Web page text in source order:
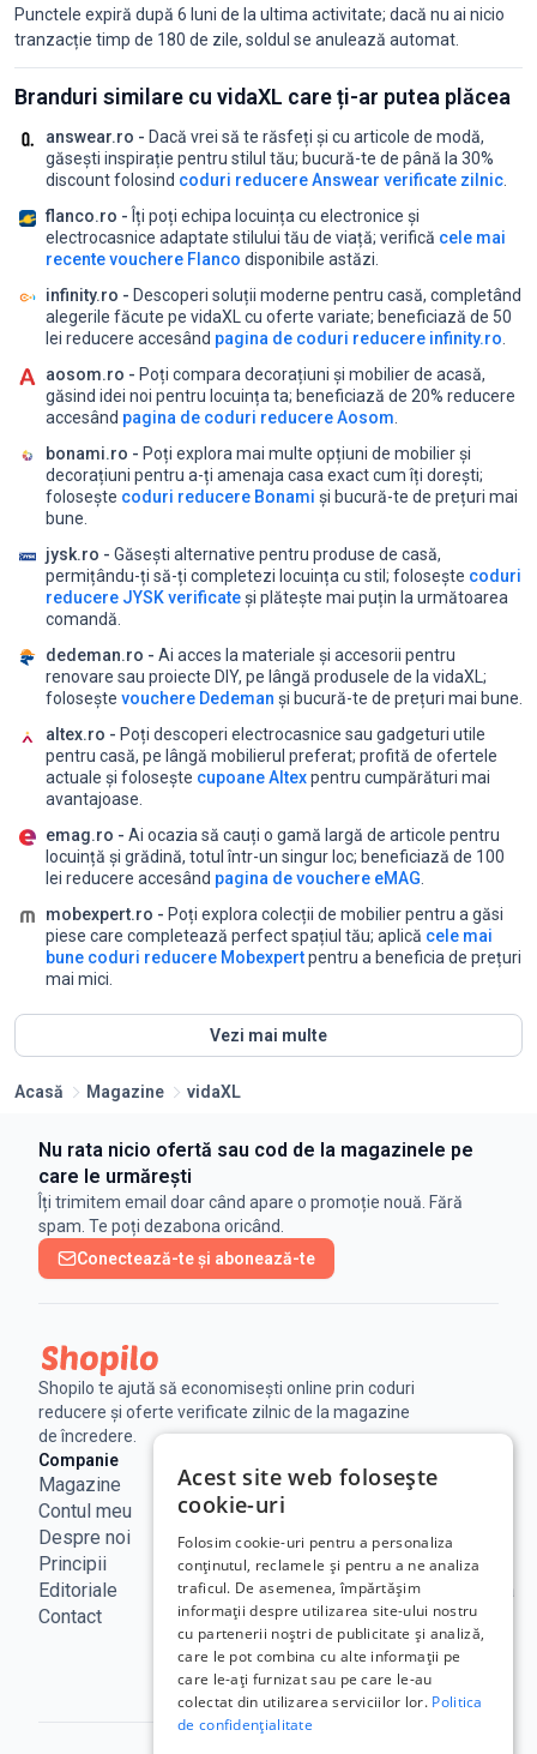
Punctele expiră după 6 luni de la ultima activitate; dacă nu ai nicio
tranzacție timp de 180 de zile, soldul se anulează automat.
Branduri similare cu vidaXL care ți-ar putea plăcea
answear.ro - Dacă vrei să te răsfeți și cu articole de modă,
găsești inspirație pentru stilul tău; bucură-te de până la 30%
discount folosind coduri reducere Answear verificate zilnic
flanco.ro -Îți poți echipa locuința cu electronice și
electrocasnice adaptate stilului tău de viață; verifică cele mai
recente vouchere Flanco disponibile astăzi.
infinity.ro - Descoperi soluții moderne pentru casă, completând
alegerile făcute pe vidaXL cu oferte variate; beneficiază de 50
lei reducere accesând pagina de coduri reducere infinity.ro
aosom.ro - Poți compara decorațiuni și mobilier de acasă,
găsind idei noi pentru locuința ta; beneficiază de 20% reducere
accesând pagina de coduri reducere Aosom
bonami.ro - Poți explora mai multe opțiuni de mobilier și
decorațiuni pentru a-ți amenaja casa exact cum îți dorești;
folosește coduri reducere Bonami și bucură-te de prețuri mai
bune.
jysk.ro - Găsești alternative pentru produse de casă,
permițându-ți să-ți completezi locuința cu stil; folosește coduri
reducere JYSK verificateși plătește mai puțin la următoarea
comandă.
dedeman.ro - Ai acces la materiale și accesorii pentru
renovare sau proiecte DIY, pe lângă produsele de la vidaXL;
folosește vouchere Dedeman și bucură-te de prețuri mai bune.
altex.ro - Poți descoperi electrocasnice sau gadgeturi utile
pentru casă, pe lângă mobilierul preferat; profită de ofertele
actuale și folosește cupoane Altexpentru cumpărături mai
avantajoase.
emag.ro - Ai ocazia să cauți o gamă largă de articole pentru
locuință și grădină, totul într-un singur loc; beneficiază de 100
lei reducere accesând pagina de vouchere eMAG
mobexpert.ro - Poți explora colecții de mobilier pentru a găsi
piese care completează perfect spațiul tău; aplică cele mai
bune coduri reducere Mobexpertpentru a beneficia de prețuri
mai mici.
Vezi mai multe
Acasă Magazine vidaXL
Nu rata nicio ofertă sau cod de la magazinele pe
care le urmărești
Îți trimitem email doar când apare o promoție nouă. Fără
spam. Te poți dezabona oricând.
Conectează-te și abonează-te
Shopilo te ajută să economisești online prin coduri
reducere și oferte verificate zilnic de la magazine
de încredere.
Companie
Magazine
Contul meu
Despre noi
Principii
Editoriale
Contact
Notificare
Legala
Politica de
confidențialitate
Termeni de
utilizare
Politica
Cookie
Blog
ANPC
SAL - UE
ECC Romania
ANCOM
Acest site web folosește
cookie-uri
Folosim cookie-uri pentru a personaliza
conținutul, reclamele și pentru a ne analiza
traficul. De asemenea, împărtășim
informații despre utilizarea site-ului nostru
cu partenerii noștri de publicitate și analiză,
care le pot combina cu alte informații pe
care le-ați furnizat sau pe care le-au
colectat din utilizarea serviciilor lor. Politica
de confidențialitate